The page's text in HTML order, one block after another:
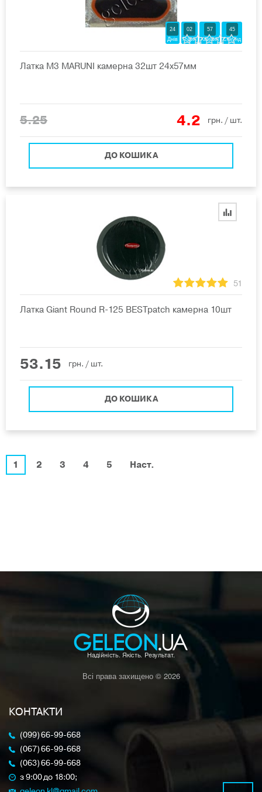
24
Днів
02
Годин
57
Хвилин
44
Секунд
Латка M3 MARUNI камерна 32шт 24х57мм
5.25 4.2 грн. / шт.
ДО КОШИКА
51
Латка Giant Round R-125 BESTpatch камерна 10шт
53.15 грн. / шт.
ДО КОШИКА
1 2 3 4 5 Наст.
Всі права захищено © 2026
КОНТАКТИ
(099) 66-99-668
(067) 66-99-668
(063) 66-99-668
з 9:00 до 18:00;